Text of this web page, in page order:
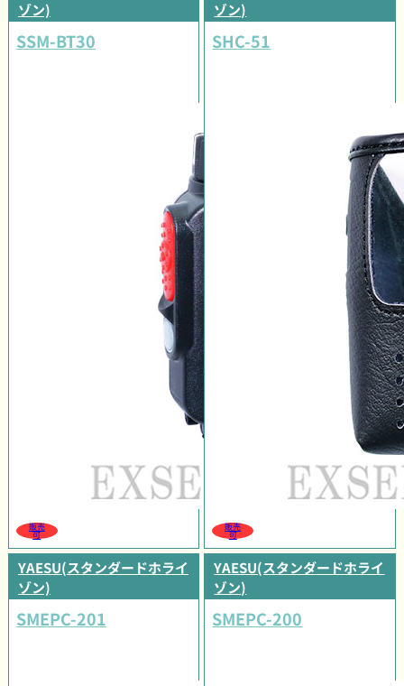
ゾン)
SSM-BT30
販売
可
ゾン)
SHC-51
販売
可
YAESU(スタンダードホライ
ゾン)
SMEPC-201
YAESU(スタンダードホライ
ゾン)
SMEPC-200